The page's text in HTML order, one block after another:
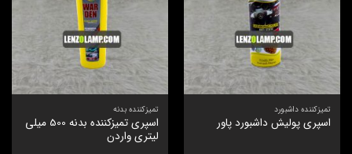
تمیزکننده داشبورد
اسپری پولیش داشبورد پاور
تمیزکننده بدنه
اسپری تمیزکننده بدنه 500 میلی
لیتری واردن